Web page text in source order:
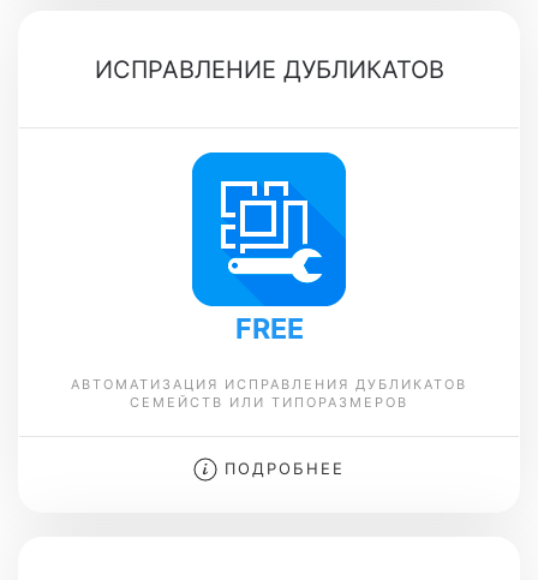
ИСПРАВЛЕНИЕ ДУБЛИКАТОВ
FREE
АВТОМАТИЗАЦИЯ ИСПРАВЛЕНИЯ ДУБЛИКАТОВ
СЕМЕЙСТВ ИЛИ ТИПОРАЗМЕРОВ
ПОДРОБНЕЕ